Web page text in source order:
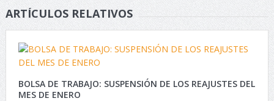
ARTÍCULOS RELATIVOS
BOLSA DE TRABAJO: SUSPENSIÓN DE LOS REAJUSTES DEL
MES DE ENERO